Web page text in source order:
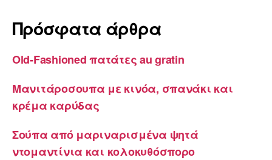
Πρόσφατα άρθρα
Old-Fashioned πατάτες au gratin
Μανιτάροσουπα με κινόα, σπανάκι και
κρέμα καρύδας
Σούπα από μαριναρισμένα ψητά
ντομαντίνια και κολοκυθόσπορο